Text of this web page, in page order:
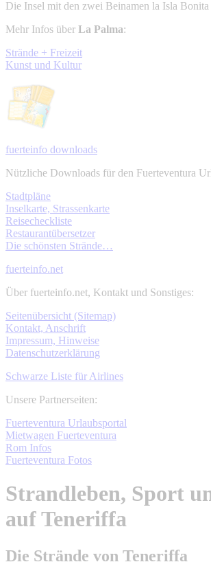
Die Insel mit den zwei Beinamen la Isla Bonita
Mehr Infos über La Palma:
Strände + Freizeit
Kunst und Kultur
fuerteinfo downloads
Nützliche Downloads für den Fuerteventura
Stadtpläne
Inselkarte, Strassenkarte
Reisecheckliste
Restaurantübersetzer
Die schönsten Strände…
fuerteinfo.net
Über fuerteinfo.net, Kontakt und Sonstiges:
Seitenübersicht (Sitemap)
Kontakt, Anschrift
Impressum, Hinweise
Datenschutzerklärung
Schwarze Liste für Airlines
Unsere Partnerseiten:
Fuerteventura Urlaubsportal
Mietwagen Fuerteventura
Rom Infos
Fuerteventura Fotos
Strandleben, Sport
auf Teneriffa
Die Strände von Teneriffa